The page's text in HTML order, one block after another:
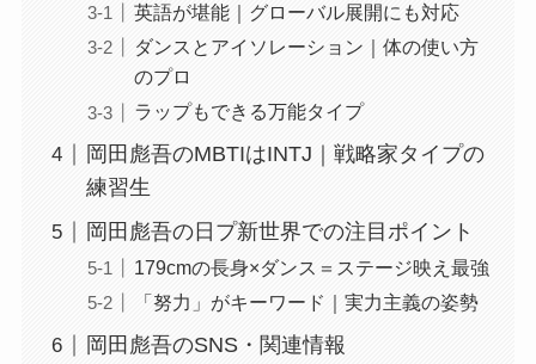
英語が堪能｜グローバル展開にも対応
ダンスとアイソレーション｜体の使い方
のプロ
ラップもできる万能タイプ
岡田彪吾のMBTIはINTJ｜戦略家タイプの
練習生
岡田彪吾の日プ新世界での注目ポイント
179cmの長身×ダンス＝ステージ映え最強
「努力」がキーワード｜実力主義の姿勢
岡田彪吾のSNS・関連情報